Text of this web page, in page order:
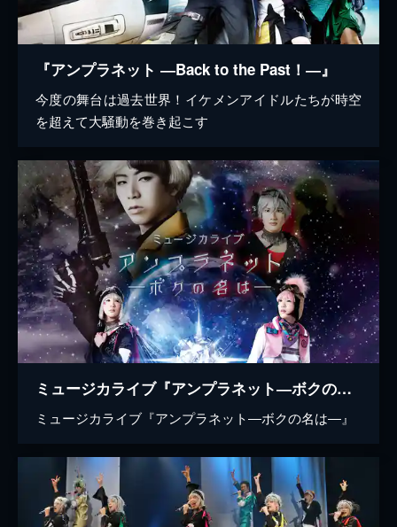
『アンプラネット ―Back to the Past！―』
今度の舞台は過去世界！イケメンアイドルたちが時空
を超えて大騒動を巻き起こす
ミュージカライブ『アンプラネット―ボクの名は―』
ミュージカライブ『アンプラネット―ボクの名は―』